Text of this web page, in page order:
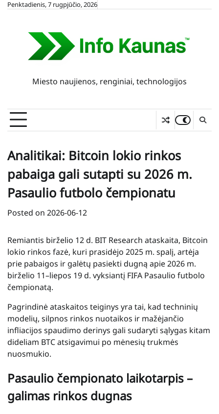
SkipPenktadienis, 7 rugpjūčio, 2026
Miesto naujienos, renginiai, technologijos
Analitikai: Bitcoin lokio rinkos
pabaiga gali sutapti su 2026 m.
Pasaulio futbolo čempionatu
Posted on 2026-06-12
Remiantis birželio 12 d. BIT Research ataskaita, Bitcoin
lokio rinkos fazė, kuri prasidėjo 2025 m. spalį, artėja
prie pabaigos ir galėtų pasiekti dugną apie 2026 m.
birželio 11–liepos 19 d. vyksiantį FIFA Pasaulio futbolo
čempionatą.
Pagrindinė ataskaitos teiginys yra tai, kad techninių
modelių, silpnos rinkos nuotaikos ir mažėjančio
infliacijos spaudimo derinys gali sudaryti sąlygas kitam
dideliam BTC atsigavimui po mėnesių trukmės
nuosmukio.
Pasaulio čempionato laikotarpis –
galimas rinkos dugnas